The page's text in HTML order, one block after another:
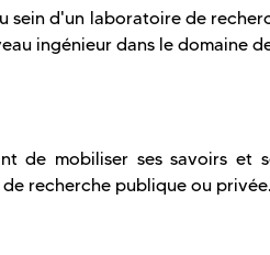
sein d'un laboratoire de
ingénieur dans le domaine
de mobiliser ses savoirs et
recherche publique ou privée.